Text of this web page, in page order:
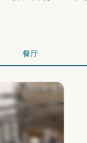
餐厅